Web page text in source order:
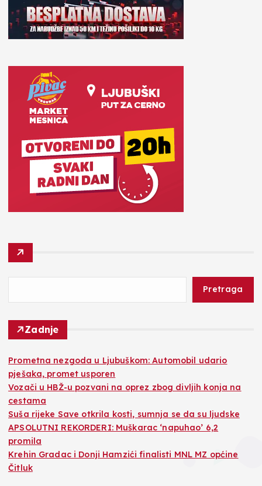
Pretraga
Zadnje
Prometna nezgoda u Ljubuškom: Automobil udario
pješaka, promet usporen
Vozači u HBŽ-u pozvani na oprez zbog divljih konja na
cestama
Suša rijeke Save otkrila kosti, sumnja se da su ljudske
APSOLUTNI REKORDERI: Muškarac ‘napuhao’ 6,2
promila
Krehin Gradac i Donji Hamzići finalisti MNL MZ općine
Čitluk